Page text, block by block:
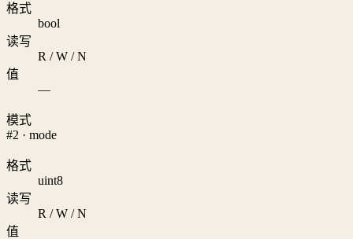
格式
bool
读写
R / W / N
值
—
模式
#2 · mode
格式
uint8
读写
R / W / N
值